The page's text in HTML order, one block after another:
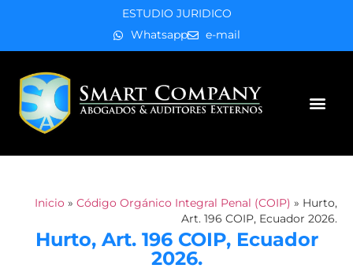
ESTUDIO JURIDICO
Whatsapp
e-mail
Inicio » Código Orgánico Integral Penal (COIP) » Hurto,
Art. 196 COIP, Ecuador 2026.
Hurto, Art. 196 COIP, Ecuador
2026.